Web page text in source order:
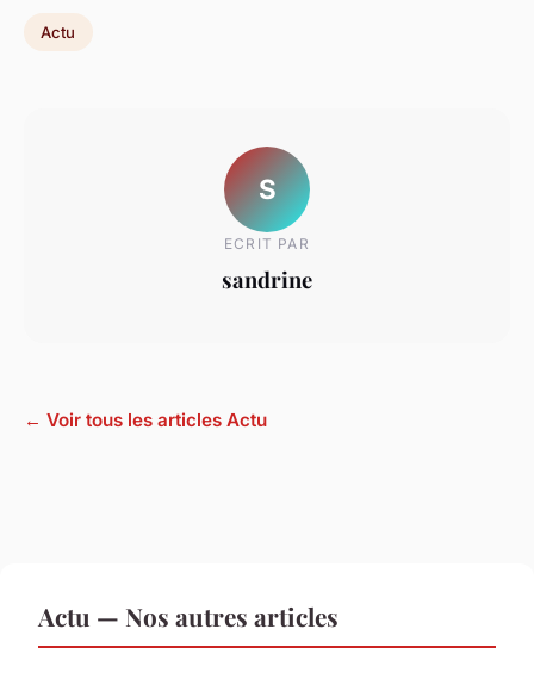
Actu
S
ECRIT PAR
sandrine
← Voir tous les articles Actu
Actu — Nos autres articles